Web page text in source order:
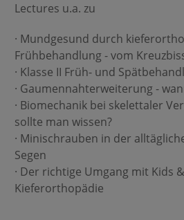
Lectures u.a. zu
· Mundgesund durch
Frühbehandlung - vom
· Klasse II Früh- und
· Gaumennahterweiterung -
· Biomechanik bei skelettaler
sollte man wissen?
· Minischrauben in der
Segen
· Der richtige Umgang mit Kids
Kieferorthopädie